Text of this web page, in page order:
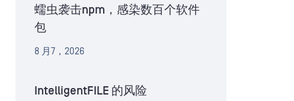
蠕虫袭击npm，感染数百个软件
包
8 月7，2026
IntelligentFILE 的风险